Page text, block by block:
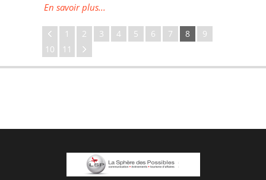
En savoir plus...
1 2 3 4 5 6 7 8
9
10
11